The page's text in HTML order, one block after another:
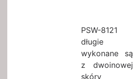
PSW-8121
długie
wykonane są
z dwoinowej
skóry